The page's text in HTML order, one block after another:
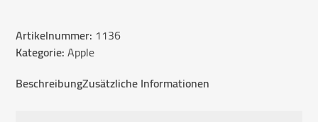
Artikelnummer: 1136
Kategorie:Apple
BeschreibungZusätzliche Informationen